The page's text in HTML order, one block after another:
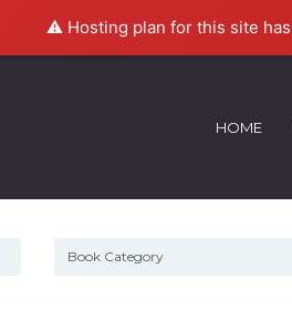
⚠️ Hosting plan for this site
HOME